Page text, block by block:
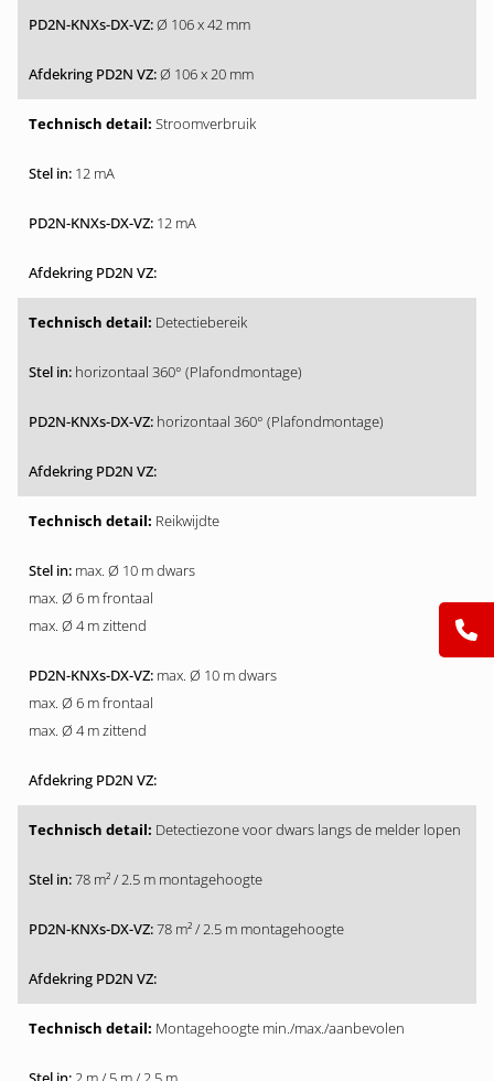
Ø 106 x 42 mm
Ø 106 x 20 mm
Stroomverbruik
12 mA
12 mA
Detectiebereik
horizontaal 360° (Plafondmontage)
horizontaal 360° (Plafondmontage)
Reikwijdte
max. Ø 10 m dwars
max. Ø 6 m frontaal
max. Ø 4 m zittend
max. Ø 10 m dwars
max. Ø 6 m frontaal
max. Ø 4 m zittend
Detectiezone voor dwars langs de melder lopen
78 m² / 2.5 m montagehoogte
78 m² / 2.5 m montagehoogte
Montagehoogte min./max./aanbevolen